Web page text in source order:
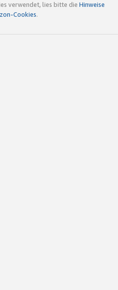
verwendet, lies bitte die Hinweise
Cookies.